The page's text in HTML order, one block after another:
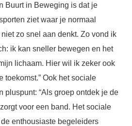
Buurt in Beweging is dat je
ziet waar je normaal
zo snel aan denkt. Zo vond ik
ik kan sneller bewegen en het
lichaam. Hier wil ik zeker ook
toekomst.” Ook het sociale
pluspunt: “Als groep ontdek je de
voor een band. Het sociale
enthousiaste begeleiders